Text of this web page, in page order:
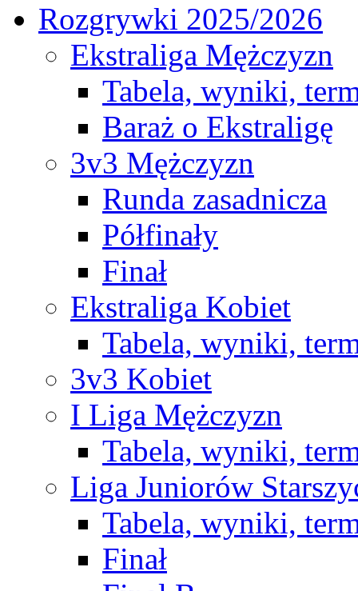
Rozgrywki 2025/2026
Ekstraliga Mężczyzn
Tabela, wyniki,
Baraż o Ekstraligę
3v3 Mężczyzn
Runda zasadnicza
Półfinały
Finał
Ekstraliga Kobiet
Tabela, wyniki,
3v3 Kobiet
I Liga Mężczyzn
Tabela, wyniki,
Liga Juniorów
Tabela, wyniki,
Finał